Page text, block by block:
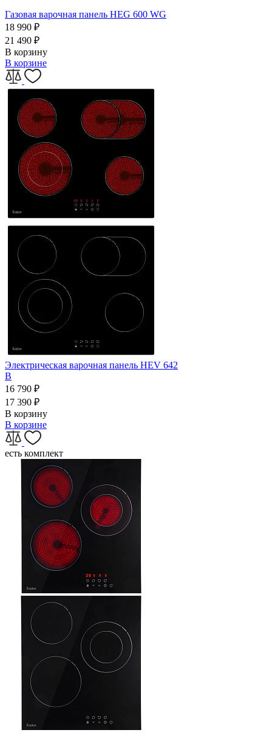
Газовая варочная панель HEG 600 WG
18 990 ₽
21 490 ₽
В корзину
В корзине
Электрическая варочная панель HEV 642
B
16 790 ₽
17 390 ₽
В корзину
В корзине
есть комплект